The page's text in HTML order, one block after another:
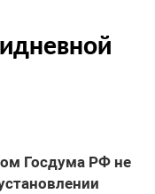
Госдума РФ не